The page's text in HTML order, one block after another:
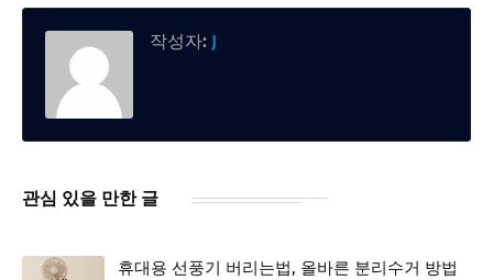
작성자: J
관심 있을 만한 글
휴대용 선풍기 버리는법, 올바른 분리수거 방법